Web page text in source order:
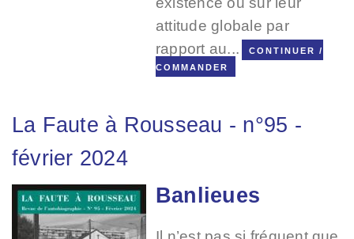
attitude globale par
rapport au...
CONTINUER /
COMMANDER
La Faute à Rousseau - n°95 -
février 2024
Image Banlieues